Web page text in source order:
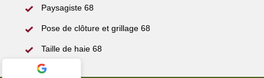
Paysagiste 68
Pose de clôture et grillage 68
Taille de haie 68